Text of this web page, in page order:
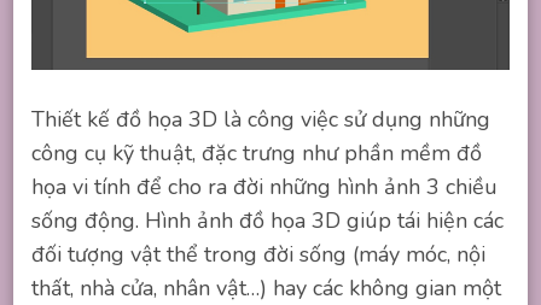
Thiết kế đồ họa 3D là công việc sử dụng những
công cụ kỹ thuật, đặc trưng như phần mềm đồ
họa vi tính để cho ra đời những hình ảnh 3 chiều
sống động. Hình ảnh đồ họa 3D giúp tái hiện các
đối tượng vật thể trong đời sống (máy móc, nội
thất, nhà cửa, nhân vật…) hay các không gian một